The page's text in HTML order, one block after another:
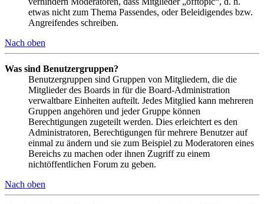
etwas nicht zum Thema Passendes, oder Beleidigendes bzw.
Angreifendes schreiben.
Nach oben
Was sind Benutzergruppen?
Benutzergruppen sind Gruppen von Mitgliedern, die die
Mitglieder des Boards in für die Board-Administration
verwaltbare Einheiten aufteilt. Jedes Mitglied kann mehreren
Gruppen angehören und jeder Gruppe können
Berechtigungen zugeteilt werden. Dies erleichtert es den
Administratoren, Berechtigungen für mehrere Benutzer auf
einmal zu ändern und sie zum Beispiel zu Moderatoren eines
Bereichs zu machen oder ihnen Zugriff zu einem
nichtöffentlichen Forum zu geben.
Nach oben